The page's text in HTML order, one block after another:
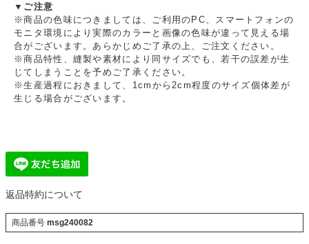
▼ご注意
※商品の色味につきましては、ご利用のPC、スマートフォンの
モニタ環境により実際のカラーと画像の色味が違って見える場
合がございます。あらかじめご了承の上、ご注文ください。
※商品特性、縫製や素材により同サイズでも、若干の誤差が生
じてしまうことを予めご了承ください。
※生産過程におきまして、1cmから2cm程度のサイズ個体差が
生じる場合がございます。
返品特約について
商品番号 msg240082